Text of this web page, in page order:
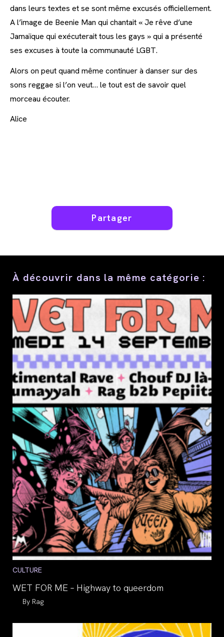
dans leurs textes et se sont même excusés officiellement.
A l’image de Beenie Man qui chantait « Je rêve d’une
Jamaïque qui exécuterait tous les gays » qui a présenté
ses excuses à toute la communauté LGBT.
Alors on peut quand même continuer à danser sur des
sons reggae si l’on veut… le tout est de savoir quel
morceau écouter.
Alice
Partager
Partager
À découvrir dans la même catégorie :
Post
CULTURE
WET FOR ME – Highway to queerdom
Auteur/autrice
la
Rag